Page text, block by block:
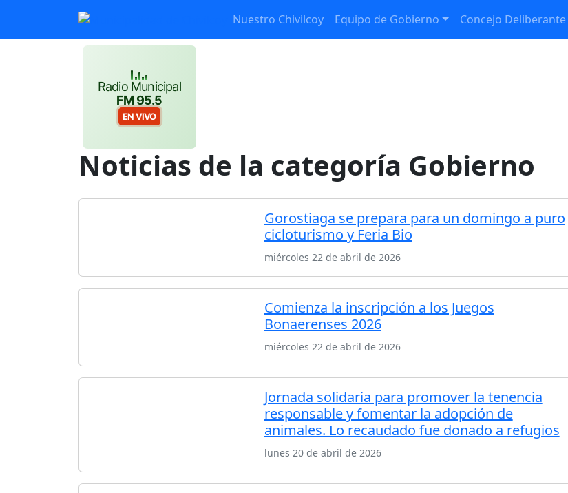
Nuestro Chivilcoy Equipo de Gobierno Concejo Deliberante
Radio Municipal
FM 95.5
EN VIVO
Noticias de la categoría Gobierno
Gorostiaga se prepara para un domingo a puro
cicloturismo y Feria Bio
miércoles 22 de abril de 2026
Comienza la inscripción a los Juegos
Bonaerenses 2026
miércoles 22 de abril de 2026
Jornada solidaria para promover la tenencia
responsable y fomentar la adopción de
animales. Lo recaudado fue donado a refugios
lunes 20 de abril de 2026